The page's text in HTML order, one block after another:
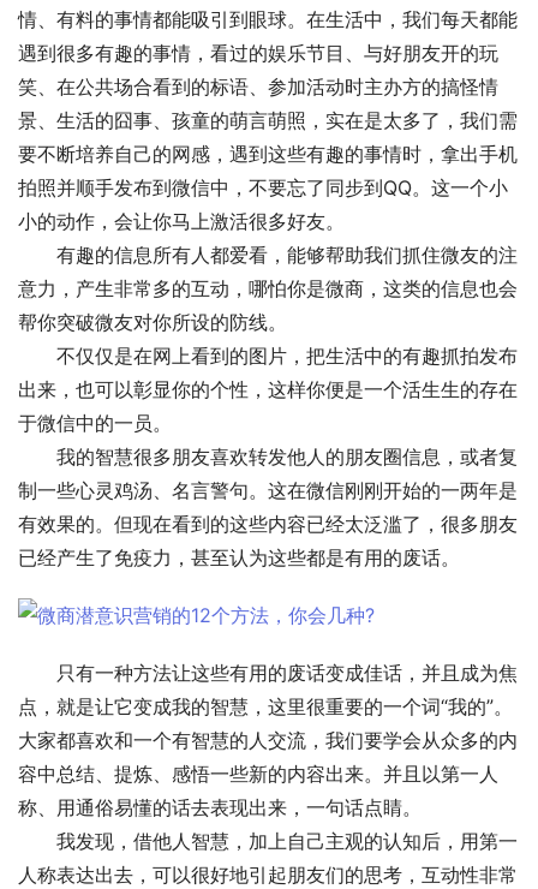
情、有料的事情都能吸引到眼球。在生活中，我们每天都能
遇到很多有趣的事情，看过的娱乐节目、与好朋友开的玩
笑、在公共场合看到的标语、参加活动时主办方的搞怪情
景、生活的囧事、孩童的萌言萌照，实在是太多了，我们需
要不断培养自己的网感，遇到这些有趣的事情时，拿出手机
拍照并顺手发布到微信中，不要忘了同步到QQ。这一个小
小的动作，会让你马上激活很多好友。
有趣的信息所有人都爱看，能够帮助我们抓住微友的注
意力，产生非常多的互动，哪怕你是微商，这类的信息也会
帮你突破微友对你所设的防线。
不仅仅是在网上看到的图片，把生活中的有趣抓拍发布
出来，也可以彰显你的个性，这样你便是一个活生生的存在
于微信中的一员。
我的智慧很多朋友喜欢转发他人的朋友圈信息，或者复
制一些心灵鸡汤、名言警句。这在微信刚刚开始的一两年是
有效果的。但现在看到的这些内容已经太泛滥了，很多朋友
已经产生了免疫力，甚至认为这些都是有用的废话。
只有一种方法让这些有用的废话变成佳话，并且成为焦
点，就是让它变成我的智慧，这里很重要的一个词“我的”。
大家都喜欢和一个有智慧的人交流，我们要学会从众多的内
容中总结、提炼、感悟一些新的内容出来。并且以第一人
称、用通俗易懂的话去表现出来，一句话点睛。
我发现，借他人智慧，加上自己主观的认知后，用第一
人称表达出去，可以很好地引起朋友们的思考，互动性非常